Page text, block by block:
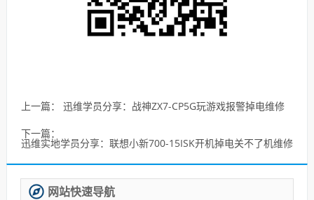
上一篇： 迅维学员分享：战神ZX7-CP5G玩游戏报警掉电维修
下一篇：
迅维实地学员分享：联想小新700-15ISK开机掉电关不了机维修
网站快速导航